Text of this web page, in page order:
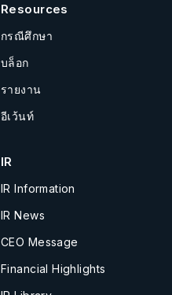
Resources
กรณีศึกษา
บล็อก
รายงาน
อีเว้นท์
IR
IR Information
IR News
CEO Message
Financial Highlights